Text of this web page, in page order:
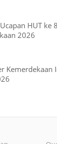
HUT ke
2026
Kemerdekaan